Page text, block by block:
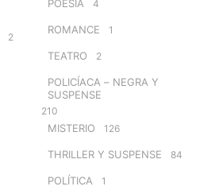
2
POESÍA 4
ROMANCE 1
TEATRO 2
POLICÍACA – NEGRA Y
SUSPENSE
210
MISTERIO 126
THRILLER Y SUSPENSE 84
POLÍTICA 1